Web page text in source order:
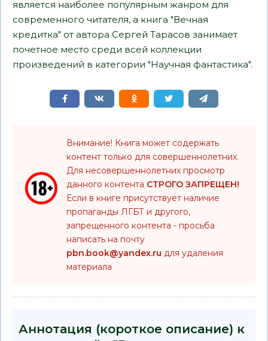
является наиболее популярным жанром для
современного читателя, а книга "Вечная
кредитка" от автора Сергей Тарасов занимает
почетное место среди всей коллекции
произведений в категории "Научная фантастика".
Внимание! Книга может содержать
контент только для совершеннолетних.
Для несовершеннолетних просмотр
данного контента СТРОГО ЗАПРЕЩЕН!
Если в книге присутствует наличие
пропаганды ЛГБТ и другого,
запрещенного контента - просьба
написать на почту
pbn.book@yandex.ru для удаления
материала
Аннотация (короткое описание) к